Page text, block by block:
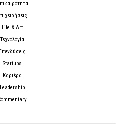
Life & Art
Τεχνολογία
Επενδύσεις
Startups
Καριέρα
Leadership